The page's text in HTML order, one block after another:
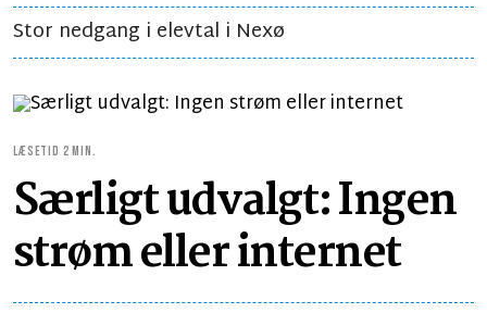
Stor nedgang i elevtal i Nexø
LÆSETID 2 MIN.
Særligt udvalgt: Ingen
strøm eller internet